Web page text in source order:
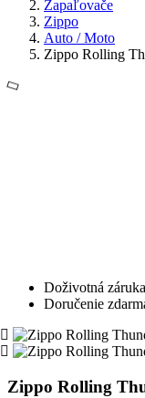
Zapaľovače
Zippo
Auto / Moto
Zippo Rolling
Doživotná záruka
Doručenie
Zippo Rolling